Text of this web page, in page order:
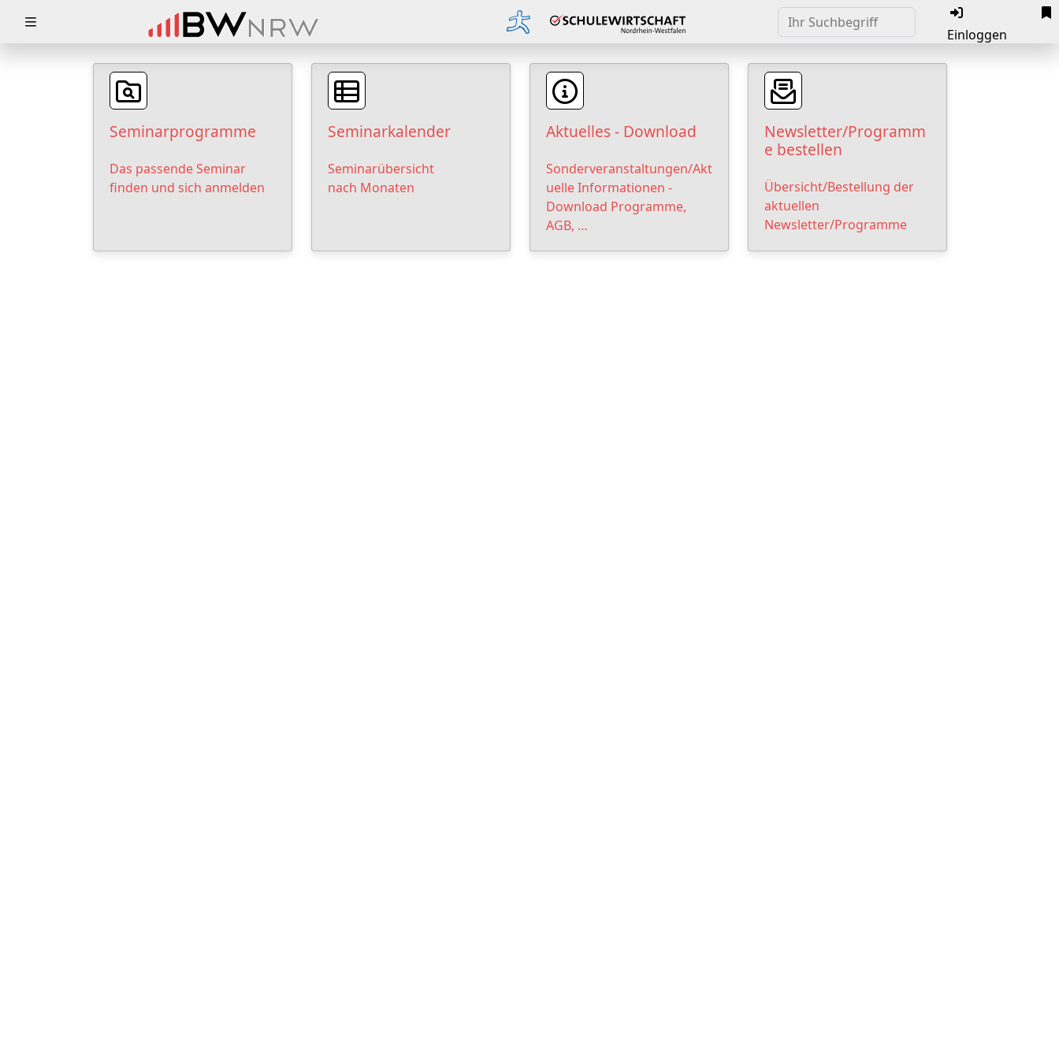
Einloggen
Seminarprogramme
Das passende Seminar
finden und sich anmelden
Seminarkalender
Seminarübersicht
nach Monaten
Aktuelles - Download
Sonderveranstaltungen/Akt
uelle Informationen -
Download Programme,
AGB, …
Newsletter/Programm
e bestellen
Übersicht/Bestellung der
aktuellen
Newsletter/Programme